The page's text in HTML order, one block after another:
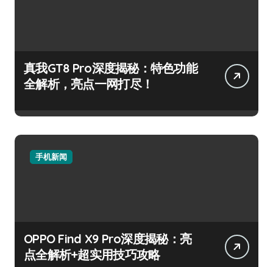
真我GT8 Pro深度揭秘：特色功能
全解析，亮点一网打尽！
手机新闻
OPPO Find X9 Pro深度揭秘：亮
点全解析+超实用技巧攻略